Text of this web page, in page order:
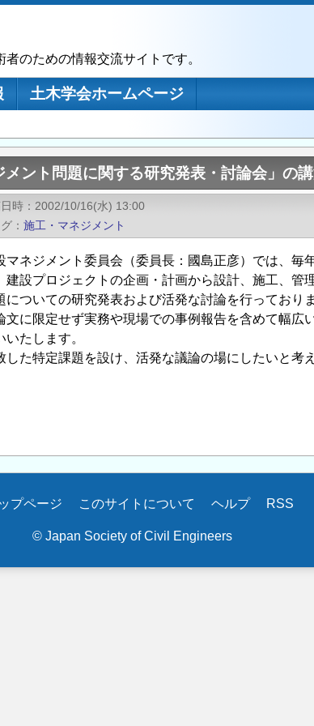
のための情報交流サイトです。
土木学会ホームページ
メント問題に関する研究発表・討論会」の
時
2002/10/16(水) 13:00
施工・マネジメント
ネジメント委員会（委員長：國島正彦）では、毎
建設プロジェクトの企画・計画から設計、施工、管
についての研究発表および活発な討論を行っておりま
に限定せず実務や現場での事例報告を含めて幅広
たします。
した特定課題を設け、活発な議論の場にしたいと考
プページ このサイトについて ヘルプ RSS
© Japan Society of Civil Engineers